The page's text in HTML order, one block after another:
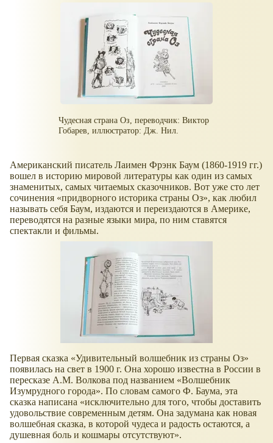
Чудесная страна Оз, переводчик: Виктор
Гобарев, иллюстратор: Дж. Нил.
Американский писатель Лаимен Фрэнк Баум (1860-1919 гг.)
вошел в историю мировой литературы как один из самых
знаменитых, самых читаемых сказочников. Вот уже сто лет
сочинения
придворного историка страны Оз , как любил
называть себя Баум, издаются и переиздаются в Америке,
переводятся на разные языки мира, по ним ставятся
спектакли и фильмы.
Первая сказка «Удивительный волшебник из страны Оз»
появилась на свет в 1900 г. Она хорошо известна в России в
пересказе А.М. Волкова под названием
Волшебник
Изумрудного города . По словам самого Ф. Баума, эта
сказка написана
исключительно для того, чтобы доставить
удовольствие современным детям. Она задумана как новая
волшебная сказка, в которой чудеса и радость остаются, а
душевная боль и кошмары отсутствуют .